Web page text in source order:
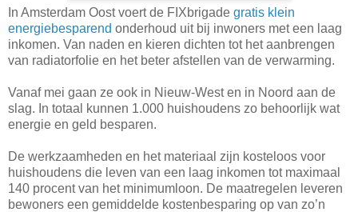
In Amsterdam Oost voert de FIXbrigade gratis klein
energiebesparend onderhoud uit bij inwoners met een laag
inkomen. Van naden en kieren dichten tot het aanbrengen
van radiatorfolie en het beter afstellen van de verwarming.
Vanaf mei gaan ze ook in Nieuw-West en in Noord aan de
slag. In totaal kunnen 1.000 huishoudens zo behoorlijk wat
energie en geld besparen.
De werkzaamheden en het materiaal zijn kosteloos voor
huishoudens die leven van een laag inkomen tot maximaal
140 procent van het minimumloon. De maatregelen leveren
bewoners een gemiddelde kostenbesparing op van zo’n